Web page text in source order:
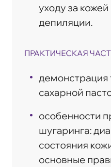
уходу за
депиляции.
ПРАКТИЧЕСКАЯ
демонстрация
сахарной
особенности
шугаринга:
состояния
основные